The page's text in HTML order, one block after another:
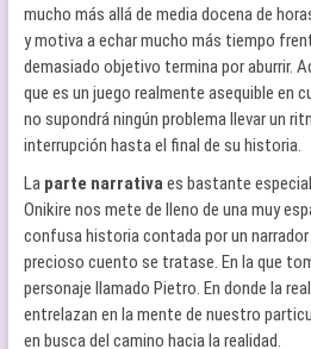
mucho más allá de media docena de
y motiva a echar mucho más tiempo
demasiado objetivo termina por aburrir.
que es un juego realmente asequible en
no supondrá ningún problema llevar un
interrupción hasta el final de su historia.
La parte narrativaes bastante
Onikire nos mete de lleno de una muy
confusa historia contada por un
precioso cuento se tratase. En la que
personaje llamado Pietro. En donde la
entrelazan en la mente de nuestro
en busca del camino hacia la realidad.